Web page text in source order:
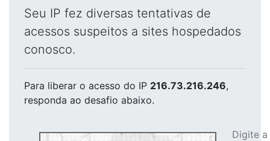
Seu IP fez diversas tentativas de
acessos suspeitos a sites hospedados
conosco.
Para liberar o acesso do IP 216.73.216.246,
responda ao desafio abaixo.
Digite